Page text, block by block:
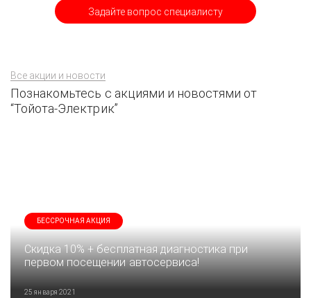
Задайте вопрос специалисту
Все акции и новости
Познакомьтесь с акциями и новостями от
“Тойота-Электрик”
БЕССРОЧНАЯ АКЦИЯ
Скидка 10% + бесплатная диагностика при
первом посещении автосервиса!
25 января 2021